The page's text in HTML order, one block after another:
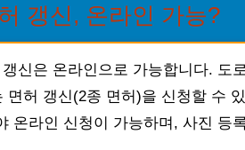
갱신, 온라인 가능?
신은 온라인으로 가능합니다. 도
면허 갱신(2종 면허)을 신청할 수
온라인 신청이 가능하며, 사진 등